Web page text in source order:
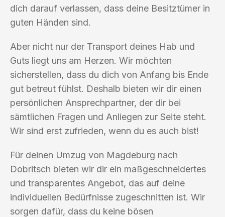
dich darauf verlassen, dass deine Besitztümer in
guten Händen sind.
Aber nicht nur der Transport deines Hab und
Guts liegt uns am Herzen. Wir möchten
sicherstellen, dass du dich von Anfang bis Ende
gut betreut fühlst. Deshalb bieten wir dir einen
persönlichen Ansprechpartner, der dir bei
sämtlichen Fragen und Anliegen zur Seite steht.
Wir sind erst zufrieden, wenn du es auch bist!
Für deinen Umzug von Magdeburg nach
Dobritsch bieten wir dir ein maßgeschneidertes
und transparentes Angebot, das auf deine
individuellen Bedürfnisse zugeschnitten ist. Wir
sorgen dafür, dass du keine bösen